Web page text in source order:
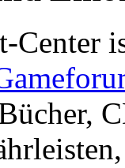
Center